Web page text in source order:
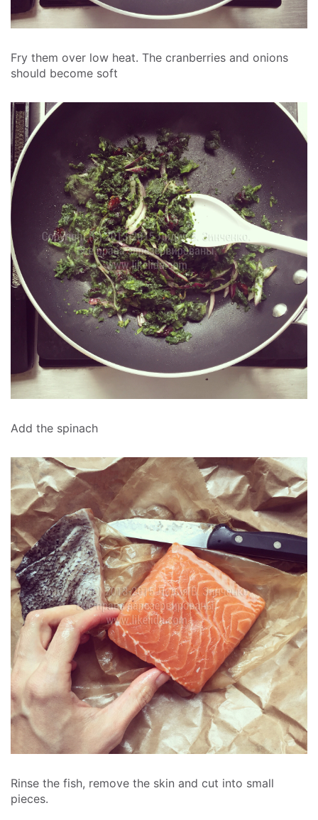
Fry them over low heat. The cranberries and onions
should become soft
Add the spinach
Rinse the fish, remove the skin and cut into small
pieces.